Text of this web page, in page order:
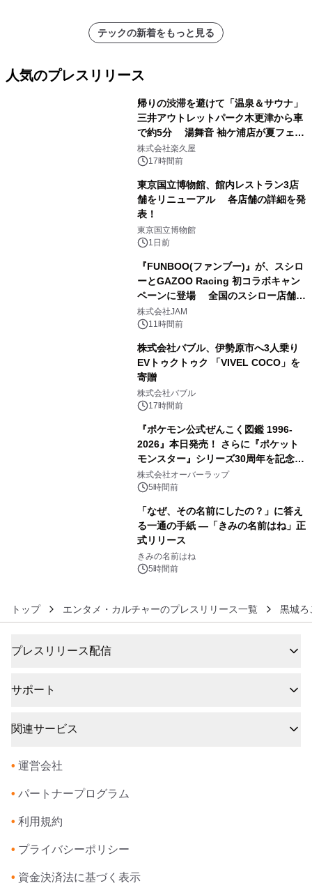
テックの新着をもっと見る
人気のプレスリリース
帰りの渋滞を避けて「温泉＆サウナ」
三井アウトレットパーク木更津から車
で約5分 湯舞音 袖ケ浦店が夏フェア
メニューを提供
株式会社楽久屋
17時間前
東京国立博物館、館内レストラン3店
舗をリニューアル 各店舗の詳細を発
表！
東京国立博物館
1日前
『FUNBOO(ファンブー)』が、スシロ
ーとGAZOO Racing 初コラボキャン
ペーンに登場 全国のスシロー店舗で
GR 4車種の FUNBOO(ミニカー)付き
メニューが展開されます
株式会社JAM
11時間前
株式会社バブル、伊勢原市へ3人乗り
EVトゥクトゥク 「VIVEL COCO」を
寄贈
株式会社バブル
17時間前
『ポケモン公式ぜんこく図鑑 1996-
2026』本日発売！ さらに『ポケット
モンスター』シリーズ30周年を記念し
た画集『ポケットモンスター ビジュア
ルアートブック』の発売決定！ 2026
株式会社オーバーラップ
5時間前
「なぜ、その名前にしたの？」に答え
る一通の手紙 ―「きみの名前はね」正
式リリース
きみの名前はね
5時間前
トップ エンタメ・カルチャーのプレスリリース一覧 黒城ろ
プレスリリース配信
サポート
関連サービス
• 運営会社
• パートナープログラム
• 利用規約
• プライバシーポリシー
• 資金決済法に基づく表示